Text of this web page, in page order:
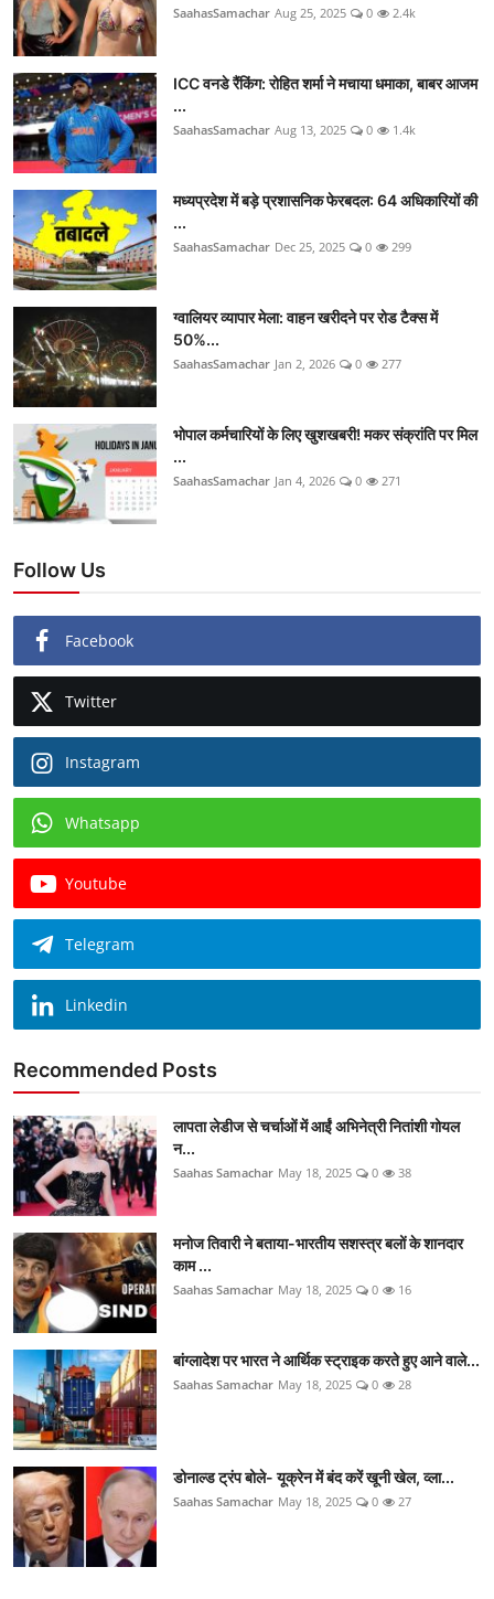
SaahasSamachar Aug 25, 2025 0 2.4k
ICC वनडे रैंकिंग: रोहित शर्मा ने मचाया धमाका, बाबर आजम
...
SaahasSamachar Aug 13, 2025 0 1.4k
मध्यप्रदेश में बड़े प्रशासनिक फेरबदल: 64 अधिकारियों की
...
SaahasSamachar Dec 25, 2025 0 299
ग्वालियर व्यापार मेला: वाहन खरीदने पर रोड टैक्स में
50%...
SaahasSamachar Jan 2, 2026 0 277
भोपाल कर्मचारियों के लिए खुशखबरी! मकर संक्रांति पर मिल
...
SaahasSamachar Jan 4, 2026 0 271
Follow Us
Facebook
Twitter
Instagram
Whatsapp
Youtube
Telegram
Linkedin
Recommended Posts
लापता लेडीज से चर्चाओं में आईं अभिनेत्री नितांशी गोयल
न...
Saahas Samachar May 18, 2025 0 38
मनोज तिवारी ने बताया-भारतीय सशस्त्र बलों के शानदार
काम ...
Saahas Samachar May 18, 2025 0 16
बांग्लादेश पर भारत ने आर्थिक स्ट्राइक करते हुए आने वाले...
Saahas Samachar May 18, 2025 0 28
डोनाल्ड ट्रंप बोले- यूक्रेन में बंद करें खूनी खेल, व्ला...
Saahas Samachar May 18, 2025 0 27